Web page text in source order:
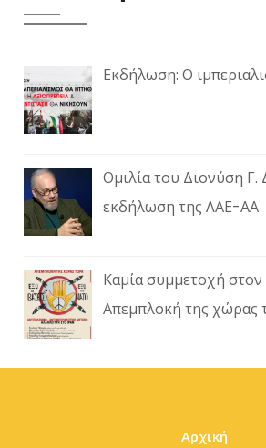
Εκδήλωση: Ο
Ομιλία του Διονύση
εκδήλωση της ΛΑΕ-ΑΑ
Καμία συμμετοχή
Απεμπλοκή της χώρας
Αρχική